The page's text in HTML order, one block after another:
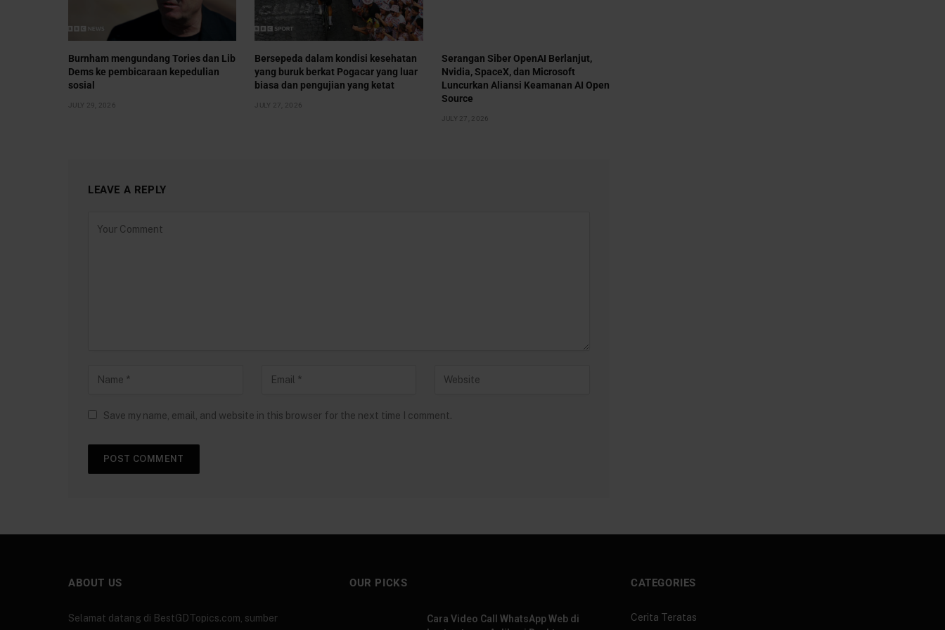
Burnham mengundang Tories dan Lib
Dems ke pembicaraan kepedulian
sosial
JULY 29, 2026
Bersepeda dalam kondisi kesehatan
yang buruk berkat Pogacar yang luar
biasa dan pengujian yang ketat
JULY 27, 2026
Serangan Siber OpenAI Berlanjut,
Nvidia, SpaceX, dan Microsoft
Luncurkan Aliansi Keamanan AI Open
Source
JULY 27, 2026
LEAVE A REPLY
Save my name, email, and website in this browser for the next time I comment.
ABOUT US
Selamat datang di BestGDTopics.com, sumber
OUR PICKS
Cara Video Call WhatsApp Web di
CATEGORIES
Cerita Teratas